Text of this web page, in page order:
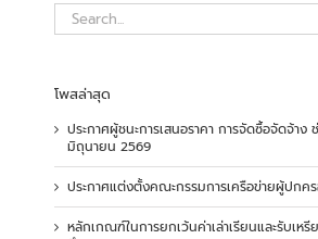
Search
for:
โพสล่าสุด
ประกาศผู้ชนะการเสนอราคา การจัดซื้อจัดจ้า
มิถุนายน 2569
ประกาศแต่งตั้งคณะกรรมการเครือข่ายผู้ปกคร
หลักเกณฑ์ในการยกเว้นค่าเล่าเรียนและรับเห